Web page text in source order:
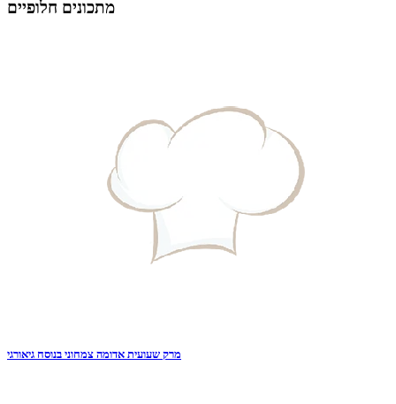
מתכונים חלופיים
מרק שעועית אדומה צמחוני בנוסח גיאורגי